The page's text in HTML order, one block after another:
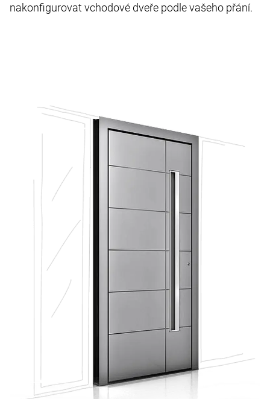
nakonfigurovat vchodové dveře podle vašeho přání.